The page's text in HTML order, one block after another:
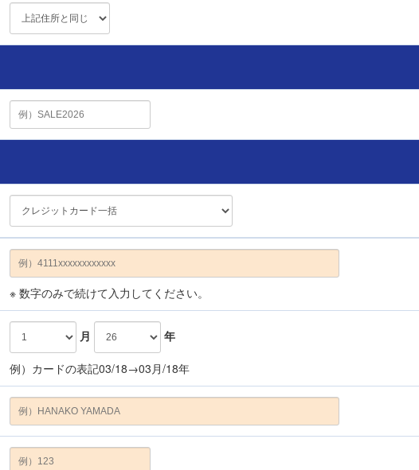
※ 数字のみで続けて入力してください。
月 年
例）カードの表記03/18→03月/18年